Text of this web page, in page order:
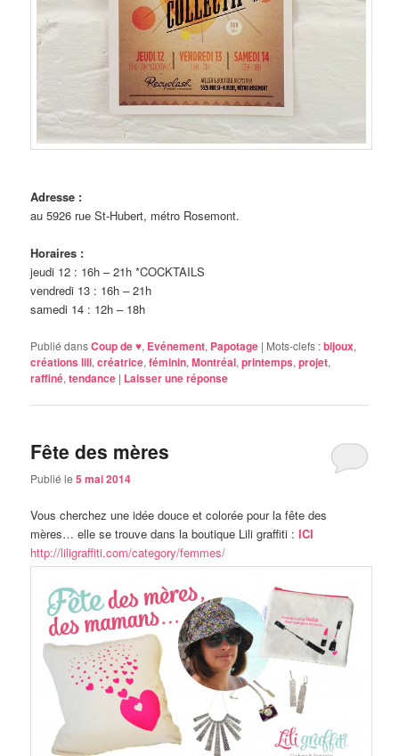
Adresse :
au 5926 rue St-Hubert, métro Rosemont.
Horaires :
jeudi 12 : 16h – 21h *COCKTAILS
vendredi 13 : 16h – 21h
samedi 14 : 12h – 18h
Publié dansCoup de ♥, Evénement, Papotage | Mots-clefs :bijoux,
créations lili,créatrice,féminin,Montréal,printemps,projet,
raffiné,tendance | Laisser une réponse
Fête des mères
Publié le5 mai 2014
Vous cherchez une idée douce et colorée pour la fête des
mères… elle se trouve dans la boutique Lili graffiti :ICI
http://liligraffiti.com/category/femmes/